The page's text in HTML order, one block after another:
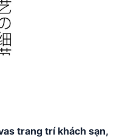
trang trí khách sạn,